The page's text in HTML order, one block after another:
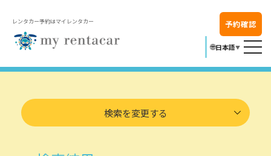
レンタカー予約はマイレンタカー 予約確認
🌐日本語▼
検索を変更する